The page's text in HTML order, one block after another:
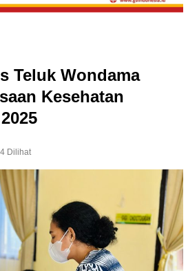
Teluk Wondama
Kesehatan
Dilihat